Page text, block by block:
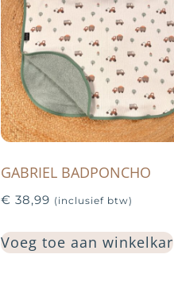
GABRIEL BADPONCHO
€ 38,99 (inclusief btw)
Voeg toe aan winkelkar